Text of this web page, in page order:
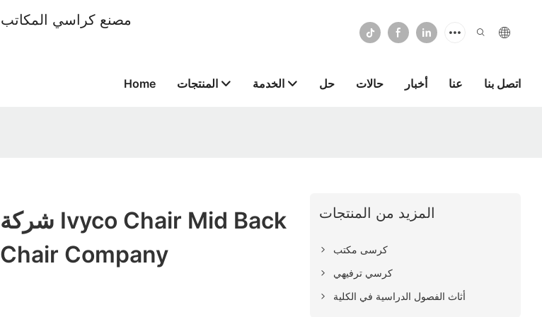
Home المنتجات الخدمة حل حالات أخبار عنا اتصل بنا
شركة Ivyco Chair Mid Back
Chair Company
المزيد من المنتجات
كرسى مكتب
كرسي ترفيهي
أثاث الفصول الدراسية في الكلية